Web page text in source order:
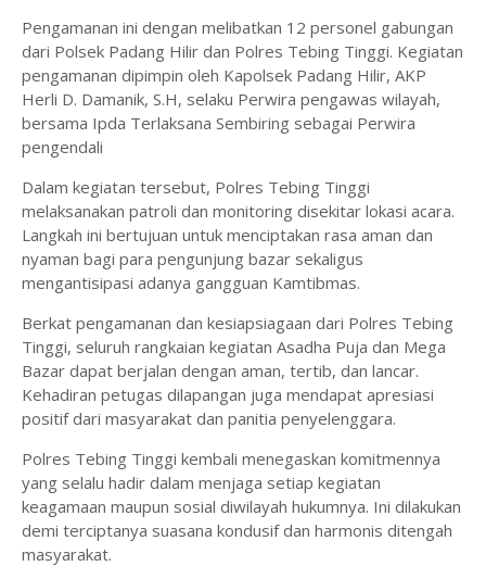
Pengamanan ini dengan melibatkan 12 personel gabungan
dari Polsek Padang Hilir dan Polres Tebing Tinggi. Kegiatan
pengamanan dipimpin oleh Kapolsek Padang Hilir, AKP
Herli D. Damanik, S.H, selaku Perwira pengawas wilayah,
bersama Ipda Terlaksana Sembiring sebagai Perwira
pengendali
Dalam kegiatan tersebut, Polres Tebing Tinggi
melaksanakan patroli dan monitoring disekitar lokasi acara.
Langkah ini bertujuan untuk menciptakan rasa aman dan
nyaman bagi para pengunjung bazar sekaligus
mengantisipasi adanya gangguan Kamtibmas.
Berkat pengamanan dan kesiapsiagaan dari Polres Tebing
Tinggi, seluruh rangkaian kegiatan Asadha Puja dan Mega
Bazar dapat berjalan dengan aman, tertib, dan lancar.
Kehadiran petugas dilapangan juga mendapat apresiasi
positif dari masyarakat dan panitia penyelenggara.
Polres Tebing Tinggi kembali menegaskan komitmennya
yang selalu hadir dalam menjaga setiap kegiatan
keagamaan maupun sosial diwilayah hukumnya. Ini dilakukan
demi terciptanya suasana kondusif dan harmonis ditengah
masyarakat.